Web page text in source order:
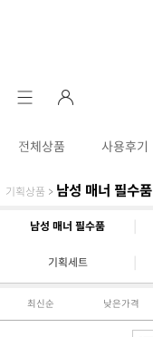
전체상품 사용후기
기획상품 > 남성 매너 필수품
남성 매너 필수품
기획세트
최신순 낮은가격